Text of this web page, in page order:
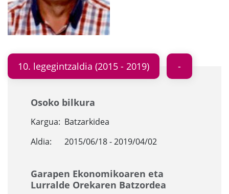
10. legegintzaldia (2015 - 2019)
Osoko bilkura
Kargua: Batzarkidea
Aldia:
2015/06/18 - 2019/04/02
Garapen Ekonomikoaren eta
Lurralde Orekaren Batzordea